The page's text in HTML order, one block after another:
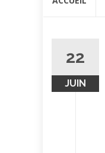
22
JUIN